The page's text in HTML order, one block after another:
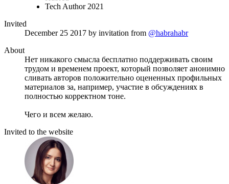
Tech Author 2021
Invited
December 25 2017 by invitation from @habrahabr
About
Нет никакого смысла бесплатно поддерживать своим
трудом и временем проект, который позволяет анонимно
сливать авторов положительно оцененных профильных
материалов за, например, участие в обсуждениях в
полностью корректном тоне.
Чего и всем желаю.
Invited to the website